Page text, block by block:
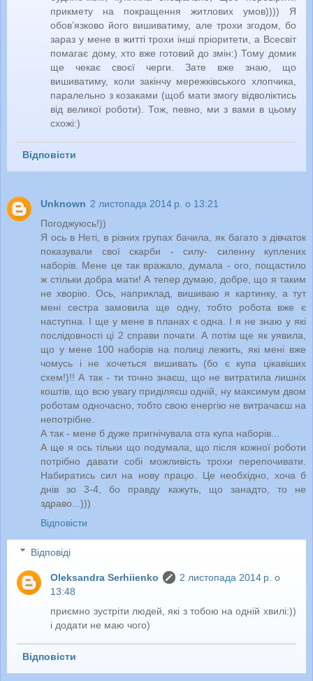
прикмету на покращення житлових умов)))) Я
обов’язково його вишиватиму, але трохи згодом, бо
зараз у мене в житті трохи інші пріоритети, а Всесвіт
помагає дому, хто вже готовий до змін:) Тому домик
ще чекає своєї черги. Зате вже знаю, що
вишиватиму, коли закінчу мережківського хлопчика,
паралельно з козаками (щоб мати змогу відволіктись
від великої роботи). Тож, певно, ми з вами в цьому
схожі:)
Відповісти
Unknown 2 листопада 2014 р. о 13:21
Погоджуюсь!))
Я ось в Неті, в різних групах бачила, як багато з дівчаток
показували свої скарби - силу- силенну куплених
наборів. Мене це так вражало, думала - ого, пощастило
ж стільки добра мати! А тепер думаю, добре, що я таким
не хворію. Ось, наприклад, вишиваю я картинку, а тут
мені сестра замовила ще одну, тобто робота вже є
наступна. І ще у мене в планах є одна. І я не знаю у які
послідовності ці 2 справи почати. А потім ще як уявила,
що у мене 100 наборів на полиці лежить, які мені вже
чомусь і не хочеться вишивать (бо є купа цікавіших
схем!)!! А так - ти точно знаєш, що не витратила лишніх
коштів, що всю увагу приділяєш одній, ну максимум двом
роботам одночасно, тобто свою енергію не витрачаєш на
непотрібне.
А так - мене б дуже пригнічувала ота купа наборів...
А ще я ось тільки що подумала, що після кожної роботи
потрібно давати собі можливість трохи перепочивати.
Набиратись сил на нову працю. Це необхідно, хоча б
днів зо 3-4, бо правду кажуть, що занадто, то не
здраво...)))
Відповісти
Відповіді
Oleksandra Serhiienko
2 листопада 2014 р. о
13:48
приємно зустріти людей, які з тобою на одній хвилі:))
і додати не маю чого)
Відповісти